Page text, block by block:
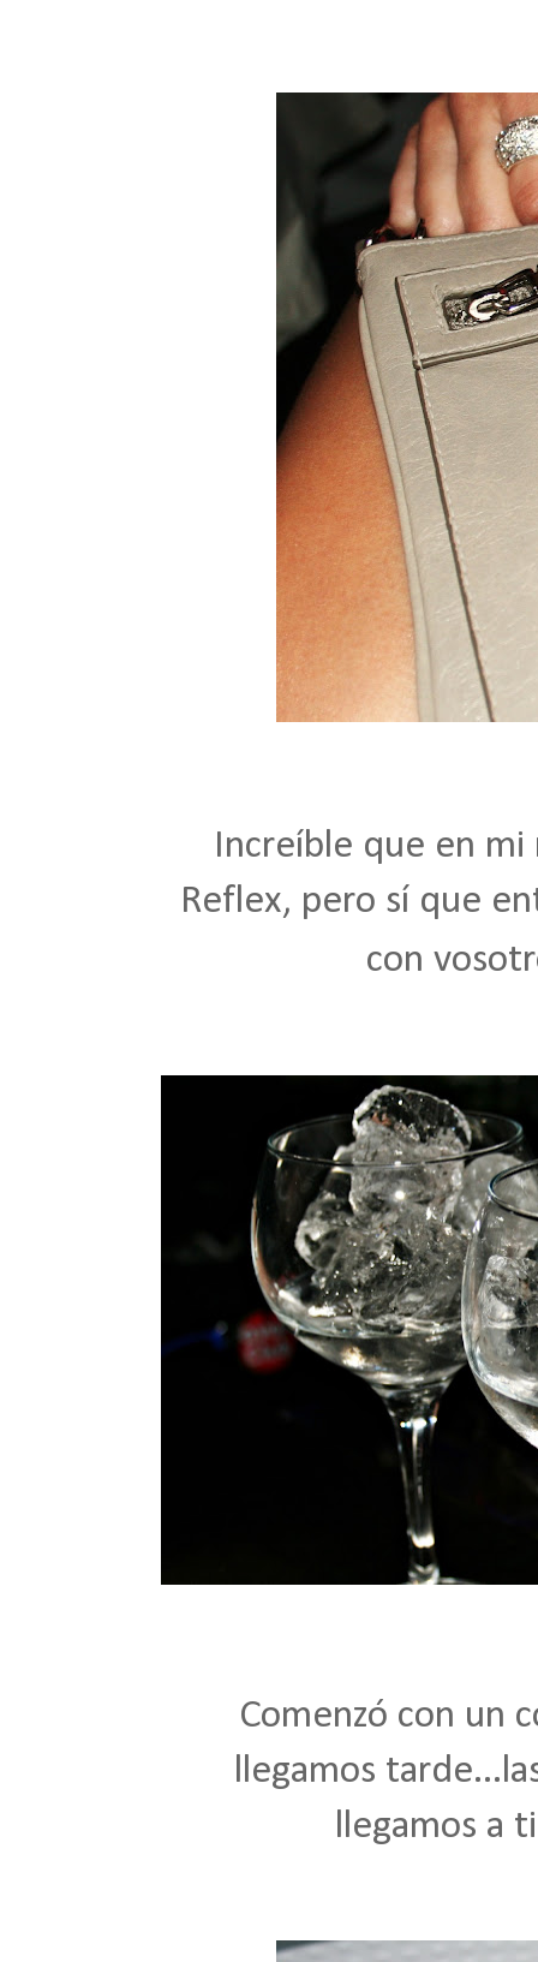
Increíble que en mi
Reflex, pero sí que
con
Comenzó con un
llegamos
llegamos a